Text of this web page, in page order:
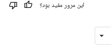
این مرور مفید بود؟